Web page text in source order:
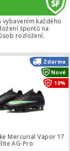
každého
špuntů na
rozložení.
Phantom 6 High
Mercurial Vapor 17
AG-Pro
Zdarma
Nové
10%